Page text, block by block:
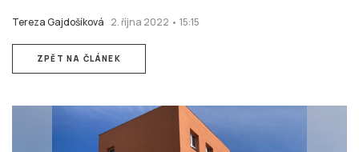
Tereza Gajdošíková 2. října 2022 • 15:15
ZPĚT NA ČLÁNEK